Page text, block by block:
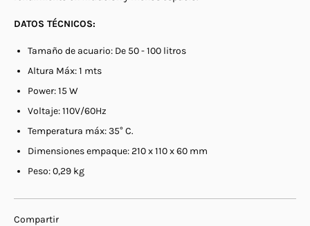
DATOS TÉCNICOS:
Tamaño de acuario: De 50 - 100 litros
Altura Máx: 1 mts
Power: 15 W
Voltaje: 110V/60Hz
Temperatura máx: 35° C.
Dimensiones empaque: 210 x 110 x 60 mm
Peso: 0,29 kg
Compartir